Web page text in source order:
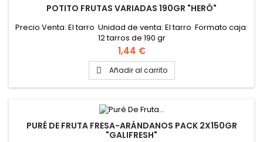
POTITO FRUTAS VARIADAS 190GR "HERÓ"
Precio Venta: El tarro Unidad de venta: El tarro Formato caja:
12 tarros de 190 gr
Precio
1,44 €
 Añadir al carrito
PURÉ DE FRUTA FRESA-ARÁNDANOS PACK 2X150GR
"GALIFRESH"